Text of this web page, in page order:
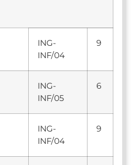
ING-
INF/04
9
ING-
INF/05
6
ING-
INF/04
9